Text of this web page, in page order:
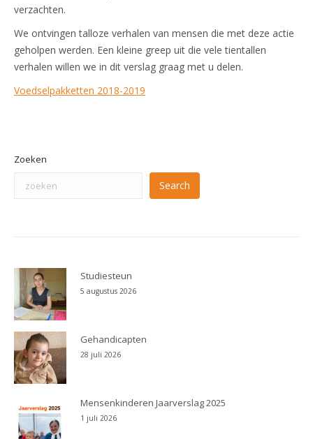
verzachten.
We ontvingen talloze verhalen van mensen die met deze actie
geholpen werden. Een kleine greep uit die vele tientallen
verhalen willen we in dit verslag graag met u delen.
Voedselpakketten 2018-2019
Zoeken
Search
Studiesteun
5 augustus 2026
Gehandicapten
28 juli 2026
Mensenkinderen Jaarverslag 2025
1 juli 2026